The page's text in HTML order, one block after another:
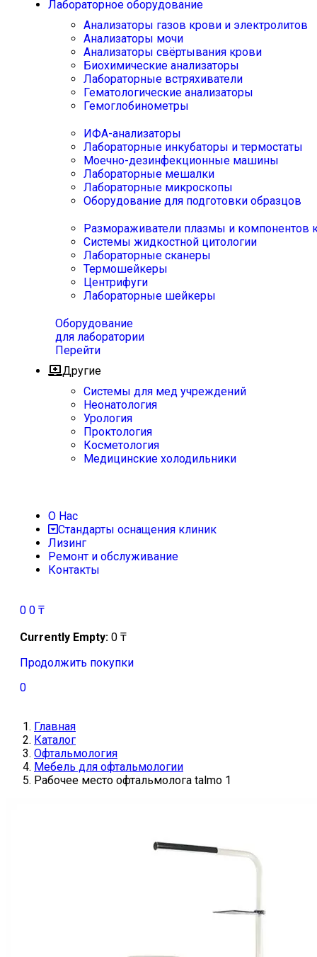
Лабораторное оборудование
Анализаторы газов крови и электролитов
Анализаторы мочи
Анализаторы свёртывания крови
Биохимические анализаторы
Лабораторные встряхиватели
Гематологические анализаторы
Гемоглобинометры
ИФА-анализаторы
Лабораторные инкубаторы и термостаты
Моечно-дезинфекционные машины
Лабораторные мешалки
Лабораторные микроскопы
Оборудование для подготовки образцов
Размораживатели плазмы и компонентов
Системы жидкостной цитологии
Лабораторные сканеры
Термошейкеры
Центрифуги
Лабораторные шейкеры
Оборудование
для лаборатории
Перейти
Другие
Системы для мед учреждений
Неонатология
Урология
Проктология
Косметология
Медицинские холодильники
О Нас
Стандарты оснащения клиник
Лизинг
Ремонт и обслуживание
Контакты
0 0 ₸
Currently Empty: 0 ₸
Продолжить покупки
0
Главная
Каталог
Офтальмология
Мебель для офтальмологии
Рабочее место офтальмолога talmo 1